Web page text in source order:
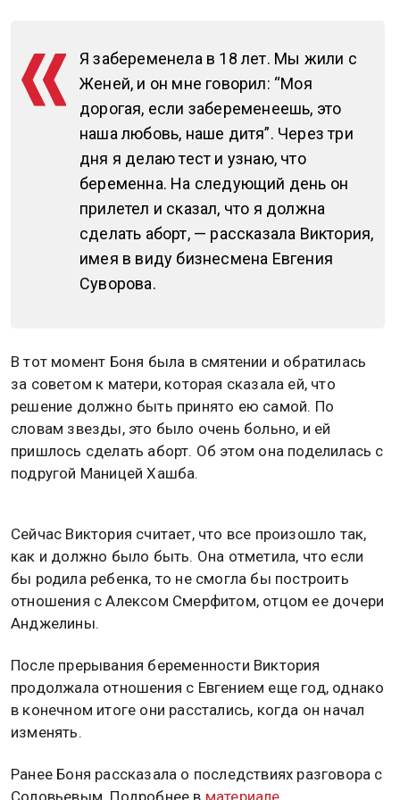
Я забеременела в 18 лет. Мы жили с
Женей, и он мне говорил: “Моя
дорогая, если забеременеешь, это
наша любовь, наше дитя”. Через три
дня я делаю тест и узнаю, что
беременна. На следующий день он
прилетел и сказал, что я должна
сделать аборт, — рассказала Виктория,
имея в виду бизнесмена Евгения
Суворова.
В тот момент Боня была в смятении и обратилась
за советом к матери, которая сказала ей, что
решение должно быть принято ею самой. По
словам звезды, это было очень больно, и ей
пришлось сделать аборт. Об этом она поделилась с
подругой Маницей Хашба.
Сейчас Виктория считает, что все произошло так,
как и должно было быть. Она отметила, что если
бы родила ребенка, то не смогла бы построить
отношения с Алексом Смерфитом, отцом ее дочери
Анджелины.
После прерывания беременности Виктория
продолжала отношения с Евгением еще год, однако
в конечном итоге они расстались, когда он начал
изменять.
Ранее Боня рассказала о последствиях разговора с